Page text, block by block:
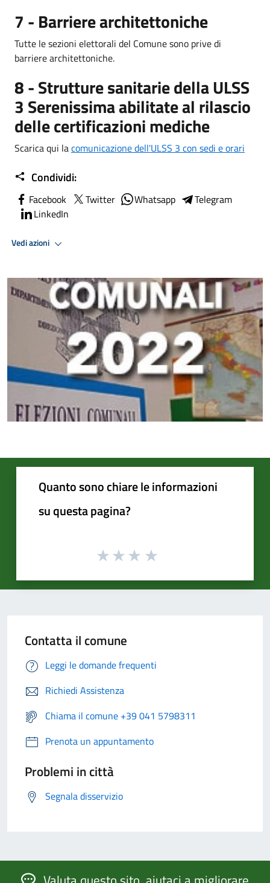
7 - Barriere architettoniche
Tutte le sezioni elettorali del Comune sono prive di
barriere architettoniche.
8 - Strutture sanitarie della ULSS
3 Serenissima abilitate al rilascio
delle certificazioni mediche
Scarica qui lacomunicazione dell'ULSS 3 con sedi e orari
Condividi:
Facebook Twitter Whatsapp
Telegram
LinkedIn
Vedi azioni
Quanto sono chiare le informazioni
su questa pagina?
Contatta il comune
Leggi le domande frequenti
Richiedi Assistenza
Chiama il comune +39 041 5798311
Prenota un appuntamento
Problemi in città
Segnala disservizio